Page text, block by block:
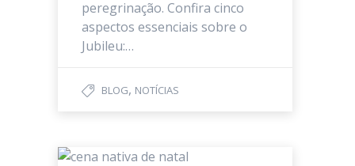
peregrinação. Confira cinco
aspectos essenciais sobre o
Jubileu:…
BLOG, NOTÍCIAS